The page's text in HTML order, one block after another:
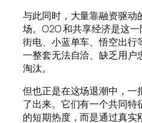
与此同时，大量靠融资驱动
场。O2O 和共享经济是这
街电、小蓝单车、悟空出行
一整套无法自洽、缺乏用户
淘汰。
但也正是在这场退潮中，一
了出来。它们有一个共同
的短期热度，而是通过真